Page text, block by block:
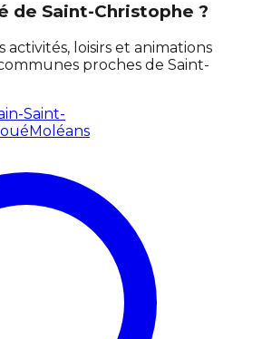
de Saint-Christophe ?
activités, loisirs et animations
proches de Saint-
Saint-
Moléans